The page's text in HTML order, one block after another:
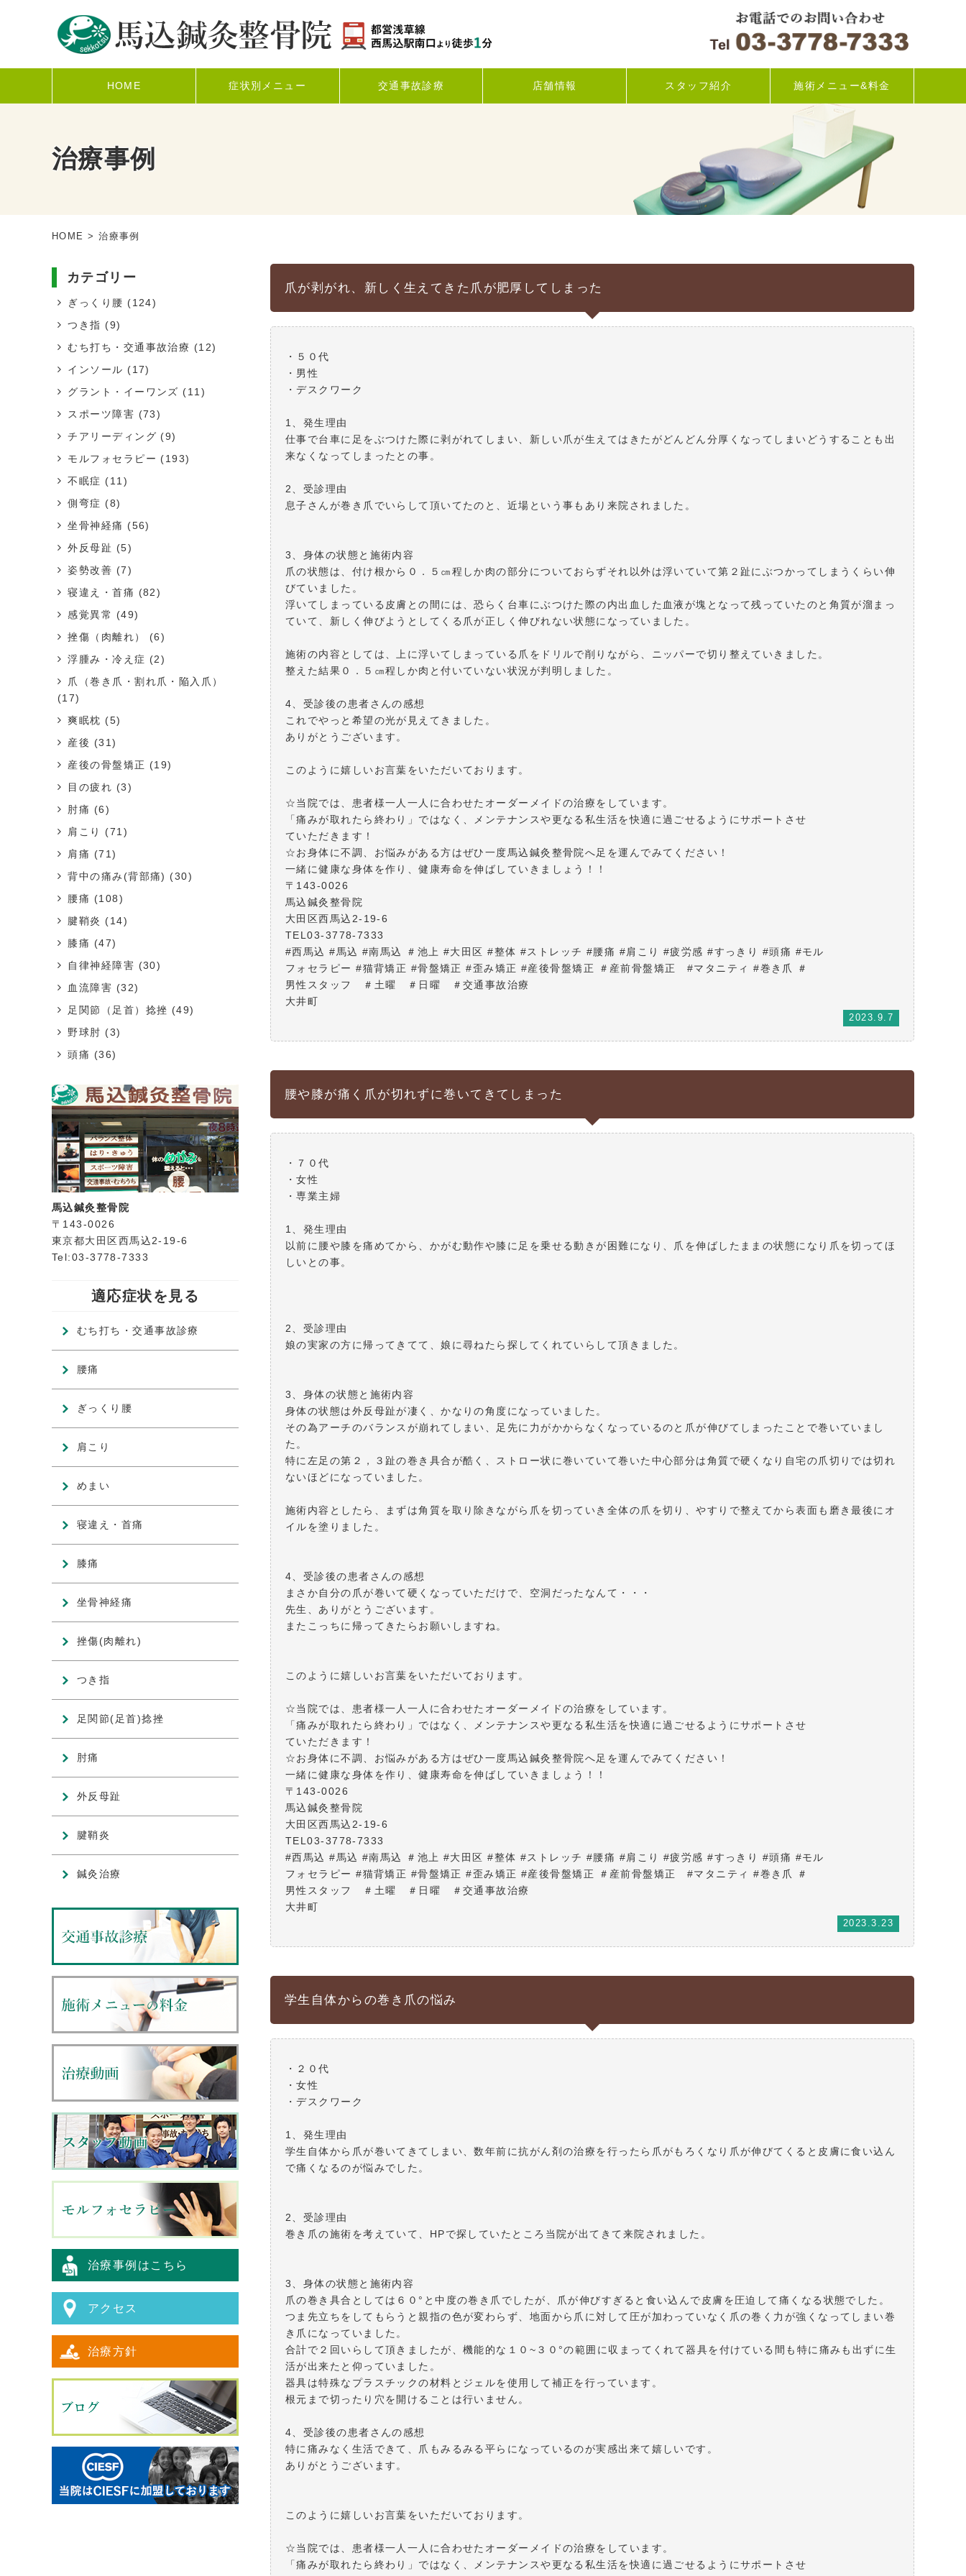
HOME 症状別メニュー 交通事故診療 店舗情報 スタッフ紹介 施術メニュー&料金
治療事例
HOME > 治療事例
爪が剥がれ、新しく生えてきた爪が肥厚してしまった
・５０代
・男性
・デスクワーク
1、発生理由
仕事で台車に足をぶつけた際に剥がれてしまい、新しい爪が生えてはきたがどんどん分厚くなってしまいどうすることも出
来なくなってしまったとの事。
2、受診理由
息子さんが巻き爪でいらして頂いてたのと、近場という事もあり来院されました。
3、身体の状態と施術内容
爪の状態は、付け根から０．５㎝程しか肉の部分についておらずそれ以外は浮いていて第２趾にぶつかってしまうくらい伸
びていました。
浮いてしまっている皮膚との間には、恐らく台車にぶつけた際の内出血した血液が塊となって残っていたのと角質が溜まっ
ていて、新しく伸びようとしてくる爪が正しく伸びれない状態になっていました。
施術の内容としては、上に浮いてしまっている爪をドリルで削りながら、ニッパーで切り整えていきました。
整えた結果０．５㎝程しか肉と付いていない状況が判明しました。
4、受診後の患者さんの感想
これでやっと希望の光が見えてきました。
ありがとうございます。
このように嬉しいお言葉をいただいております。
☆当院では、患者様一人一人に合わせたオーダーメイドの治療をしています。
「痛みが取れたら終わり」ではなく、メンテナンスや更なる私生活を快適に過ごせるようにサポートさせ
ていただきます！
☆お身体に不調、お悩みがある方はぜひ一度馬込鍼灸整骨院へ足を運んでみてください！
一緒に健康な身体を作り、健康寿命を伸ばしていきましょう！！
〒143-0026
馬込鍼灸整骨院
大田区西馬込2-19-6
TEL03-3778-7333
#西馬込 #馬込 #南馬込 ＃池上 #大田区 #整体 #ストレッチ #腰痛 #肩こり #疲労感 #すっきり #頭痛 #モル
フォセラピー #猫背矯正 #骨盤矯正 #歪み矯正 #産後骨盤矯正 ＃産前骨盤矯正 #マタニティ #巻き爪 ＃
男性スタッフ ＃土曜 ＃日曜 ＃交通事故治療
大井町
2023.9.7
腰や膝が痛く爪が切れずに巻いてきてしまった
・７０代
・女性
・専業主婦
1、発生理由
以前に腰や膝を痛めてから、かがむ動作や膝に足を乗せる動きが困難になり、爪を伸ばしたままの状態になり爪を切ってほ
しいとの事。
2、受診理由
娘の実家の方に帰ってきてて、娘に尋ねたら探してくれていらして頂きました。
3、身体の状態と施術内容
身体の状態は外反母趾が凄く、かなりの角度になっていました。
その為アーチのバランスが崩れてしまい、足先に力がかからなくなっているのと爪が伸びてしまったことで巻いていまし
た。
特に左足の第２，３趾の巻き具合が酷く、ストロー状に巻いていて巻いた中心部分は角質で硬くなり自宅の爪切りでは切れ
ないほどになっていました。
施術内容としたら、まずは角質を取り除きながら爪を切っていき全体の爪を切り、やすりで整えてから表面も磨き最後にオ
イルを塗りました。
4、受診後の患者さんの感想
まさか自分の爪が巻いて硬くなっていただけで、空洞だったなんて・・・
先生、ありがとうございます。
またこっちに帰ってきたらお願いしますね。
このように嬉しいお言葉をいただいております。
☆当院では、患者様一人一人に合わせたオーダーメイドの治療をしています。
「痛みが取れたら終わり」ではなく、メンテナンスや更なる私生活を快適に過ごせるようにサポートさせ
ていただきます！
☆お身体に不調、お悩みがある方はぜひ一度馬込鍼灸整骨院へ足を運んでみてください！
一緒に健康な身体を作り、健康寿命を伸ばしていきましょう！！
〒143-0026
馬込鍼灸整骨院
大田区西馬込2-19-6
TEL03-3778-7333
#西馬込 #馬込 #南馬込 ＃池上 #大田区 #整体 #ストレッチ #腰痛 #肩こり #疲労感 #すっきり #頭痛 #モル
フォセラピー #猫背矯正 #骨盤矯正 #歪み矯正 #産後骨盤矯正 ＃産前骨盤矯正 #マタニティ #巻き爪 ＃
男性スタッフ ＃土曜 ＃日曜 ＃交通事故治療
大井町
2023.3.23
学生自体からの巻き爪の悩み
・２０代
・女性
・デスクワーク
1、発生理由
学生自体から爪が巻いてきてしまい、数年前に抗がん剤の治療を行ったら爪がもろくなり爪が伸びてくると皮膚に食い込ん
で痛くなるのが悩みでした。
2、受診理由
巻き爪の施術を考えていて、HPで探していたところ当院が出てきて来院されました。
3、身体の状態と施術内容
爪の巻き具合としては６０°と中度の巻き爪でしたが、爪が伸びすぎると食い込んで皮膚を圧迫して痛くなる状態でした。
つま先立ちをしてもらうと親指の色が変わらず、地面から爪に対して圧が加わっていなく爪の巻く力が強くなってしまい巻
き爪になっていました。
合計で２回いらして頂きましたが、機能的な１０~３０°の範囲に収まってくれて器具を付けている間も特に痛みも出ずに生
活が出来たと仰っていました。
器具は特殊なプラスチックの材料とジェルを使用して補正を行っています。
根元まで切ったり穴を開けることは行いません。
4、受診後の患者さんの感想
特に痛みなく生活できて、爪もみるみる平らになっているのが実感出来て嬉しいです。
ありがとうございます。
このように嬉しいお言葉をいただいております。
☆当院では、患者様一人一人に合わせたオーダーメイドの治療をしています。
「痛みが取れたら終わり」ではなく、メンテナンスや更なる私生活を快適に過ごせるようにサポートさせ
カテゴリー
ぎっくり腰 (124)
つき指 (9)
むち打ち・交通事故治療 (12)
インソール (17)
グラント・イーワンズ (11)
スポーツ障害 (73)
チアリーディング (9)
モルフォセラピー (193)
不眠症 (11)
側弯症 (8)
坐骨神経痛 (56)
外反母趾 (5)
姿勢改善 (7)
寝違え・首痛 (82)
感覚異常
(49)
挫傷（肉離れ）
(6)
浮腫み・冷え症 (2)
爪（巻き爪・割れ爪・陥入爪）
(17)
爽眠枕 (5)
産後 (31)
産後の骨盤矯正 (19)
目の疲れ (3)
肘痛 (6)
肩こり
(71)
肩痛 (71)
背中の痛み(背部痛) (30)
腰痛 (108)
腱鞘炎 (14)
膝痛 (47)
自律神経障害 (30)
血流障害 (32)
足関節（足首）捻挫 (49)
野球肘 (3)
頭痛 (36)
馬込鍼灸整骨院
〒143-0026
東京都大田区西馬込2-19-6
Tel:03-3778-7333
適応症状を見る
むち打ち・交通事故診療
腰痛
ぎっくり腰
肩こり
めまい
寝違え・首痛
膝痛
坐骨神経痛
挫傷(肉離れ)
つき指
足関節(足首)捻挫
肘痛
外反母趾
腱鞘炎
鍼灸治療
治療事例はこちら
アクセス
治療方針